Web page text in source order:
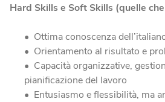
Hard Skills e Soft Skills (quelle
Ottima conoscenza
Orientamento al risultato e
Capacità organizzative,
pianificazione del lavoro
Entusiasmo e flessibilità, ma